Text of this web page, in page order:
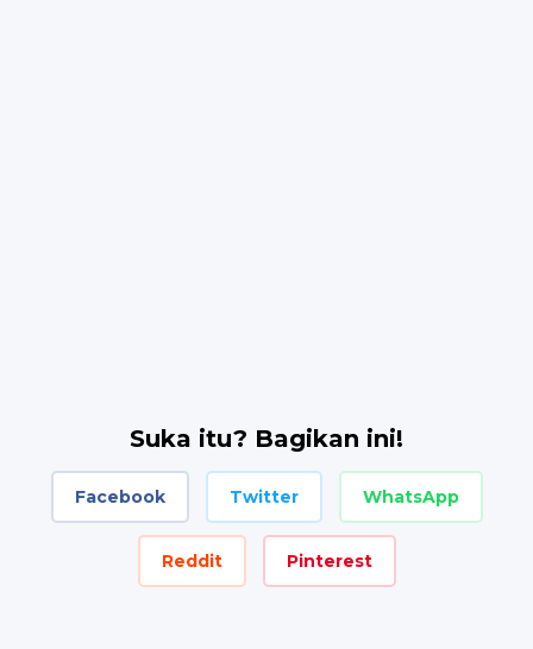
Suka itu? Bagikan ini!
Facebook Twitter WhatsApp
Reddit Pinterest